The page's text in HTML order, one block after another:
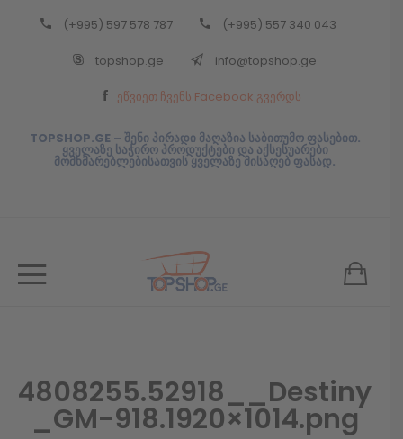
(+995) 597 578 787 (+995) 557 340 043
topshop.ge info@topshop.ge
ეწვიეთ ჩვენს Facebook გვერდს
TOPSHOP.GE – შენი პირადი მაღაზია საბითუმო ფასებით.
ყველაზე საჭირო პროდუქტები და აქსესუარები
მომხმარებლებისათვის ყველაზე მისაღებ ფასად.
4808255.52918__Destiny
_GM-918.1920×1014.png
Back